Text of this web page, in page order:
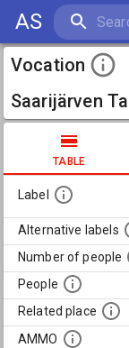
AS
Vocation
Saarijärven
TABLE
Label
Alternative labels
Number of people
People
Related place
AMMO